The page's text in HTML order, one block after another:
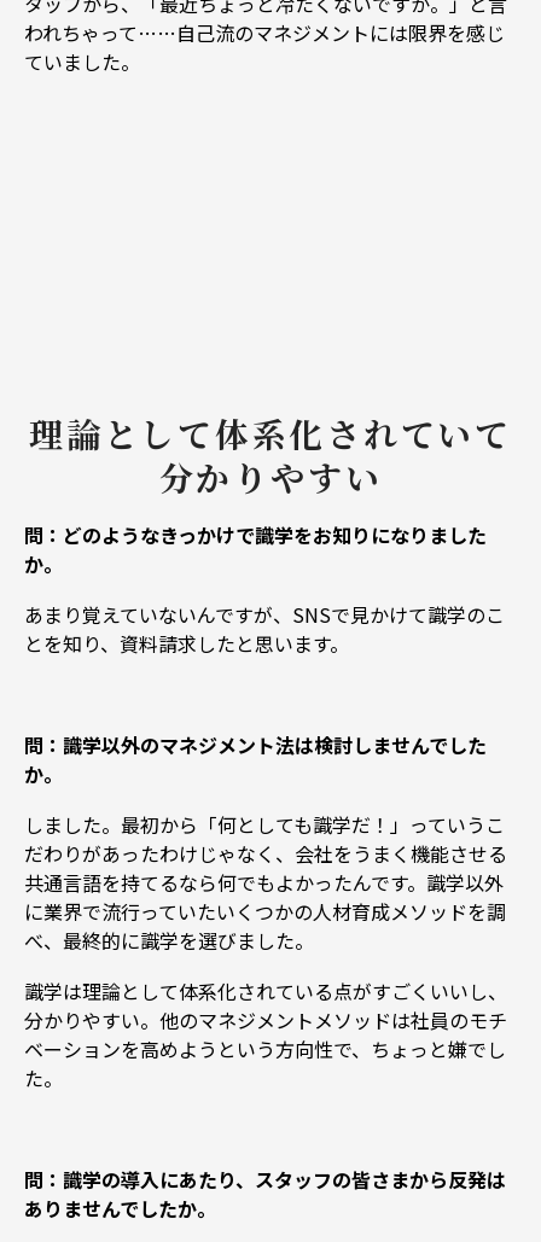
われちゃって……自己流のマネジメントには限界を感じ
ていました。
理論として体系化されていて
分かりやすい
問：どのようなきっかけで識学をお知りになりました
か。
あまり覚えていないんですが、SNSで見かけて識学のこ
とを知り、資料請求したと思います。
問：識学以外のマネジメント法は検討しませんでした
か。
しました。最初から「何としても識学だ！」っていうこ
だわりがあったわけじゃなく、会社をうまく機能させる
共通言語を持てるなら何でもよかったんです。識学以外
に業界で流行っていたいくつかの人材育成メソッドを調
べ、最終的に識学を選びました。
識学は理論として体系化されている点がすごくいいし、
分かりやすい。他のマネジメントメソッドは社員のモチ
ベーションを高めようという方向性で、ちょっと嫌でし
た。
問：識学の導入にあたり、スタッフの皆さまから反発は
ありませんでしたか。